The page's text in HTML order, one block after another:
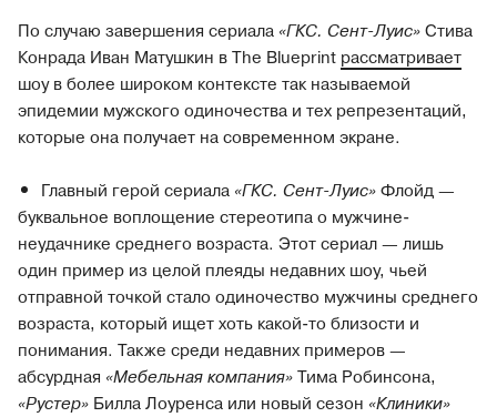
По случаю завершения сериала «ГКС. Сент-Луис»Стива
Конрада Иван Матушкин в The Blueprint рассматривает
шоу в более широком контексте так называемой
эпидемии мужского одиночества и тех репрезентаций,
которые она получает на современном экране.
Главный герой сериала «ГКС. Сент-Луис»Флойд —
буквальное воплощение стереотипа о мужчине-
неудачнике среднего возраста. Этот сериал — лишь
один пример из целой плеяды недавних шоу, чьей
отправной точкой стало одиночество мужчины среднего
возраста, который ищет хоть какой-то близости и
понимания. Также среди недавних примеров —
абсурдная «Мебельная компания»Тима Робинсона,
«Рустер» Билла Лоуренса или новый сезон «Клиники»